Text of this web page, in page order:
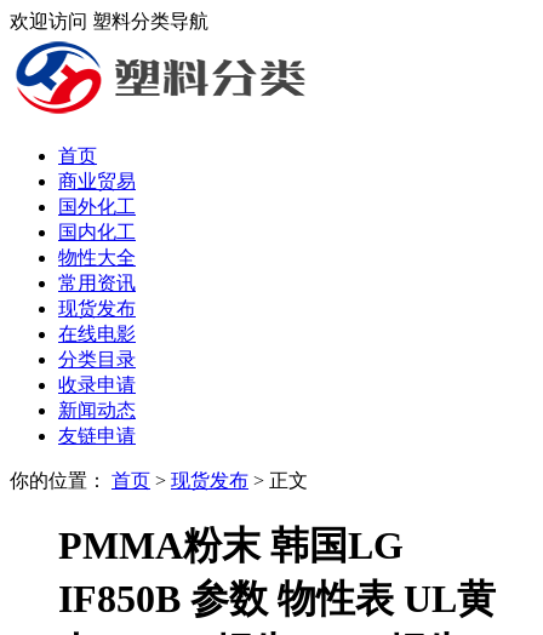
欢迎访问 塑料分类导航
首页
商业贸易
国外化工
国内化工
物性大全
常用资讯
现货发布
在线电影
分类目录
收录申请
新闻动态
友链申请
你的位置： 首页 > 现货发布 > 正文
PMMA粉末 韩国LG
IF850B 参数 物性表 UL黄